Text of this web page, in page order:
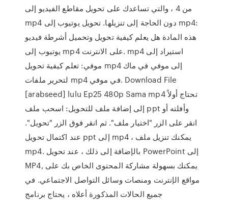
من 4 ، والتي تساعدك على تحويل مقاطع الفيديو إلى
mp4 دون الحاجة إلى تنزيلها. تحويل يوتيوب إلى mp4:
هذه المادة هل يعلم كيفية تحويل وتحميل أشرطة فيديو
يوتيوب إلى mp4 على الانترنت. mp4 استيراد إلى
موفي: تعلم كيفية تحويل mp4 إلى موفي في ماك
لتحرير ملفات mp4 في موفي. Download File
[arabseed] lulu Ep25 480p Sama mp4 تحتاج أولاً
إلى إضافة ملف للتحويل: اسحب ملف ppt وأفلته أو
انقر على الزر "اختيار ملف". ثم انقر فوق الزر "تحويل".
عند اكتمال تحويل ppt إلى mp4 ، يمكنك تنزيل ملف
mp4. بالإضافة إلى ذلك ، عند تحويل PowerPoint إلى
MP4, يمكنك بسهولة مشاركة المحتوى الخاص بك على
مواقع الإنترنت ومنصات وسائل التواصل الاجتماعي. في
جميع الحالات المذكورة أعلاه ، يحتاج برنامج